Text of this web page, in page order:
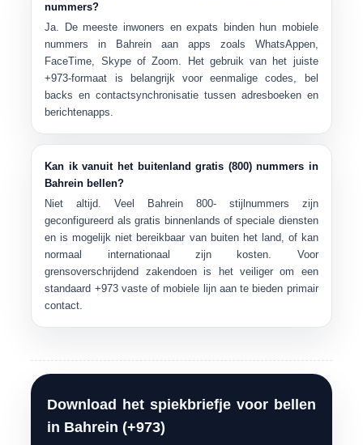
nummers?
Ja. De meeste inwoners en expats binden hun mobiele
nummers in Bahrein aan apps zoals WhatsAppen,
FaceTime, Skype of Zoom. Het gebruik van het juiste
+973-formaat is belangrijk voor eenmalige codes, bel
backs en contactsynchronisatie tussen adresboeken en
berichtenapps.
Kan ik vanuit het buitenland gratis (800) nummers in
Bahrein bellen?
Niet altijd. Veel Bahrein 800-stijlnummers zijn
geconfigureerd als gratis binnenlands of speciale diensten
en is mogelijk niet bereikbaar van buiten het land, of kan
normaal internationaal zijn kosten. Voor
grensoverschrijdend zakendoen is het veiliger om een
standaard +973 vaste of mobiele lijn aan te bieden primair
contact.
Download het spiekbriefje voor bellen
in Bahrein (+973)